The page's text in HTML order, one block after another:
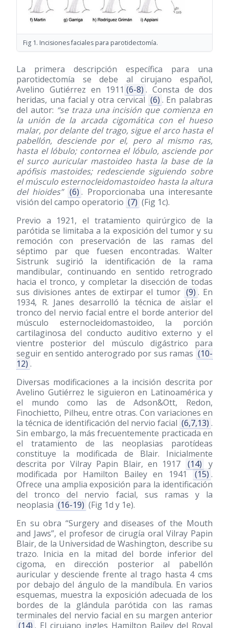
Fig 1. Incisiones faciales para parotidectomía.
La primera descripción específica para una
parotidectomía se debe al cirujano español,
Avelino Gutiérrez en 1911 (6-8) . Consta de dos
heridas, una facial y otra cervical (6) . En palabras
del autor: “se traza una incisión que comienza en
la unión de la arcada cigomática con el hueso
malar, por delante del trago, sigue el arco hasta el
pabellón, desciende por el, pero al mismo ras,
hasta el lóbulo; contornea el lóbulo, asciende por
el surco auricular mastoideo hasta la base de la
apófisis mastoides; redesciende siguiendo sobre
el músculo esternocleidomastoideo hasta la altura
del hioides” (6) . Proporcionaba una interesante
visión del campo operatorio (7) (Fig 1c).
Previo a 1921, el tratamiento quirúrgico de la
parótida se limitaba a la exposición del tumor y su
remoción con preservación de las ramas del
séptimo par que fuesen encontradas. Walter
Sistrunk sugirió la identificación de la rama
mandibular, continuando en sentido retrogrado
hacia el tronco, y completar la disección de todas
sus divisiones antes de extirpar el tumor (9) . En
1934, R. Janes desarrolló la técnica de aislar el
tronco del nervio facial entre el borde anterior del
músculo esternocleidomastoideo, la porción
cartilaginosa del conducto auditivo externo y el
vientre posterior del músculo digástrico para
seguir en sentido anterogrado por sus ramas (10-
12) .
Diversas modificaciones a la incisión descrita por
Avelino Gutiérrez le siguieron en Latinoamérica y
el mundo como las de Adson&Ott, Redon,
Finochietto, Pilheu, entre otras. Con variaciones en
la técnica de identificación del nervio facial (6,7,13) .
Sin embargo, la más frecuentemente practicada en
el tratamiento de las neoplasias parotídeas
constituye la modificada de Blair. Inicialmente
descrita por Vilray Papin Blair, en 1917
(14)
y
modificada por Hamilton Bailey en 1941(15) .
Ofrece una amplia exposición para la identificación
del tronco del nervio facial, sus ramas y la
neoplasia (16-19) (Fig 1d y 1e).
En su obra “Surgery and diseases of the Mouth
and Jaws”, el profesor de cirugía oral Vilray Papin
Blair, de la Universidad de Washington, describe su
trazo. Inicia en la mitad del borde inferior del
cigoma, en dirección posterior al pabellón
auricular y desciende frente al trago hasta 4 cms
por debajo del ángulo de la mandíbula. En varios
esquemas, muestra la exposición adecuada de los
bordes de la glándula parótida con las ramas
terminales del nervio facial en su margen anterior
(14) . El cirujano ingles Hamilton Bailey del Royal